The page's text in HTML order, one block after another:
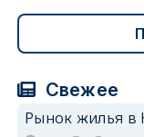
Свежее
Рынок жилья в